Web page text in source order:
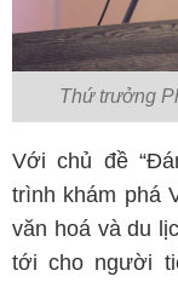
Thứ trưởng
Với chủ đề
trình khám phá
văn hoá và du
tới cho người